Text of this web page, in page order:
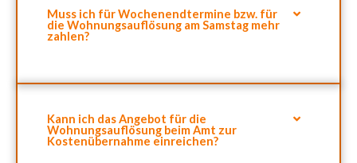
Muss ich für Wochenendtermine bzw. für
die Wohnungsauflösung am Samstag mehr
zahlen?
Kann ich das Angebot für die
Wohnungsauflösung beim Amt zur
Kostenübernahme einreichen?